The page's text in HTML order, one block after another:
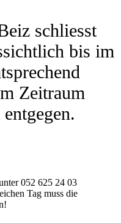
schliesst
bis im
Zeitraum
052 625 24 03
Tag muss die